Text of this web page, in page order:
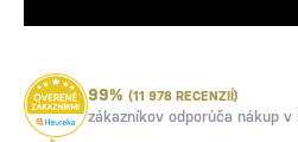
99% (11 978 RECENZIÍ)
zákazníkov odporúča nákup v